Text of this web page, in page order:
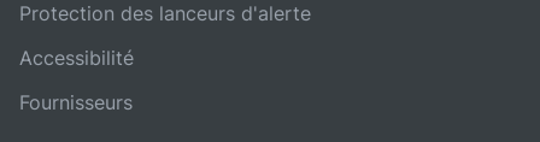
Protection des lanceurs d'alerte
Accessibilité
Fournisseurs